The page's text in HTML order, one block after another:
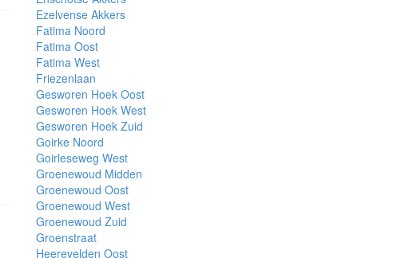
Ezelvense Akkers
Fatima Noord
Fatima Oost
Fatima West
Friezenlaan
Gesworen Hoek Oost
Gesworen Hoek West
Gesworen Hoek Zuid
Goirke Noord
Goirleseweg West
Groenewoud Midden
Groenewoud Oost
Groenewoud West
Groenewoud Zuid
Groenstraat
Heerevelden Oost